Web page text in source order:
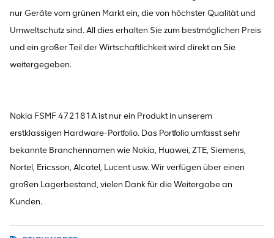
nur Geräte vom grünen Markt ein, die von höchster Qualität und
Umweltschutz sind. All dies erhalten Sie zum bestmöglichen Preis
und ein großer Teil der Wirtschaftlichkeit wird direkt an Sie
weitergegeben.
Nokia FSMF 472181A ist nur ein Produkt in unserem
erstklassigen Hardware-Portfolio. Das Portfolio umfasst sehr
bekannte Branchennamen wie Nokia, Huawei, ZTE, Siemens,
Nortel, Ericsson, Alcatel, Lucent usw. Wir verfügen über einen
großen Lagerbestand, vielen Dank für die Weitergabe an
Kunden.